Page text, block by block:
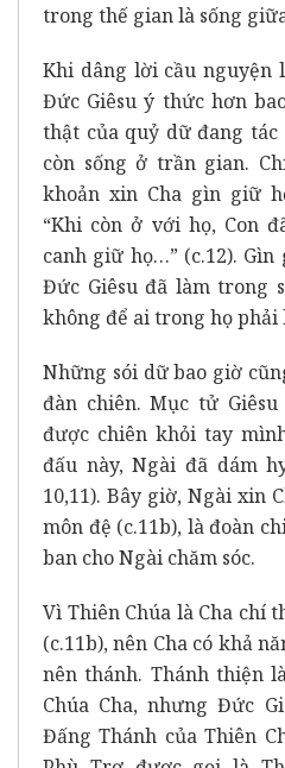
trong thế gian là sống
Khi dâng lời cầu nguyện
Đức Giêsu ý thức hơn
thật của quỷ dữ đang
còn sống ở trần gian.
khoản xin Cha gìn giữ
“Khi còn ở với họ, Con
canh giữ họ…” (c.12).
Đức Giêsu đã làm trong
không để ai trong họ
Những sói dữ bao giờ
đàn chiên. Mục tử
được chiên khỏi tay
đấu này, Ngài đã dám
10,11). Bây giờ, Ngài xin
môn đệ (c.11b), là đoàn
ban cho Ngài chăm sóc.
Vì Thiên Chúa là Cha chí
(c.11b), nên Cha có khả
nên thánh. Thánh thiện
Chúa Cha, nhưng Đức
Đấng Thánh của Thiên